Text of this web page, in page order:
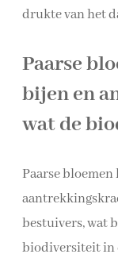
drukte van het
Paarse
bijen en
wat de
Paarse
bestuivers, wat
biodiversiteit in